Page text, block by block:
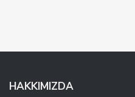
HAKKIMIZDA